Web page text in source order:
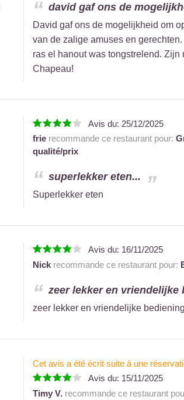
david gaf ons de
David gaf ons de mogelijkheid om
van de zalige amuses en
ras el hanout was tongstrelend.
Chapeau!
Avis du: 25/12/2025
frierecommande ce restaurant pour:
qualité/prix
superlekker eten...
Superlekker eten
Avis du: 16/11/2025
Nickrecommande ce restaurant pour:
zeer lekker en vriendelijke
zeer lekker en vriendelijke bediening
Cet avis a été écrit suite à une
Avis du: 15/11/2025
Timy V.recommande ce restaurant